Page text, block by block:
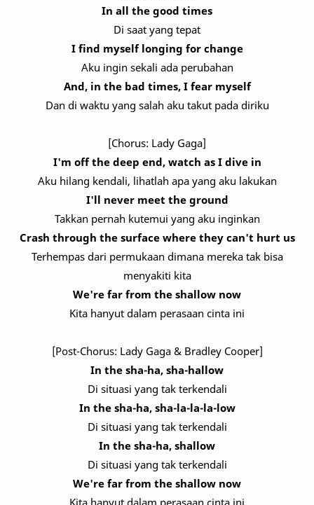
In all the good times
Di saat yang tepat
I find myself longing for change
Aku ingin sekali ada perubahan
And, in the bad times, I fear myself
Dan di waktu yang salah aku takut pada diriku
[Chorus: Lady Gaga]
I'm off the deep end, watch as I dive in
Aku hilang kendali, lihatlah apa yang aku lakukan
I'll never meet the ground
Takkan pernah kutemui yang aku inginkan
Crash through the surface where they can't hurt us
Terhempas dari permukaan dimana mereka tak bisa
menyakiti kita
We're far from the shallow now
Kita hanyut dalam perasaan cinta ini
[Post-Chorus: Lady Gaga & Bradley Cooper]
In the sha-ha, sha-hallow
Di situasi yang tak terkendali
In the sha-ha, sha-la-la-la-low
Di situasi yang tak terkendali
In the sha-ha, shallow
Di situasi yang tak terkendali
We're far from the shallow now